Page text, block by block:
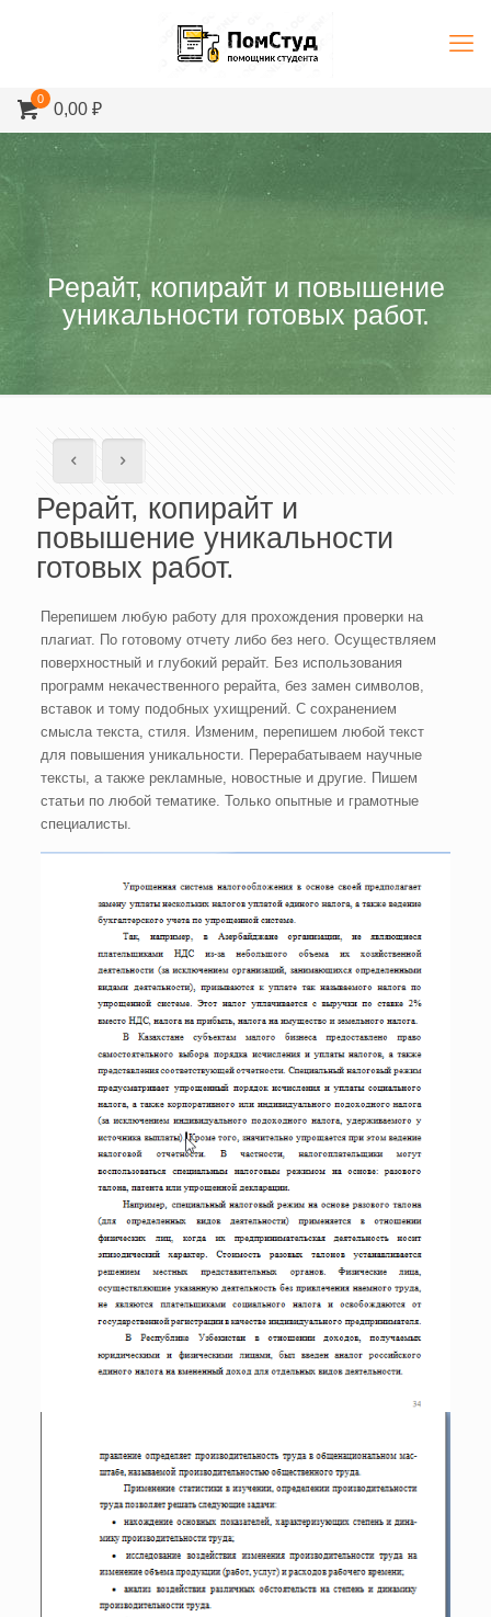
0
0,00 ₽
Рерайт, копирайт и повышение
уникальности готовых работ.
Рерайт, копирайт и
повышение уникальности
готовых работ.
Перепишем любую работу для прохождения проверки на
плагиат. По готовому отчету либо без него. Осуществляем
поверхностный и глубокий рерайт. Без использования
программ некачественного рерайта, без замен символов,
вставок и тому подобных ухищрений. С сохранением
смысла текста, стиля. Изменим, перепишем любой текст
для повышения уникальности. Перерабатываем научные
тексты, а также рекламные, новостные и другие. Пишем
статьи по любой тематике. Только опытные и грамотные
специалисты.